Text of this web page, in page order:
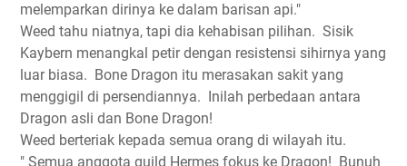
melemparkan dirinya ke dalam barisan api."
Weed tahu niatnya, tapi dia kehabisan pilihan. Sisik
Kaybern menangkal petir dengan resistensi sihirnya yang
luar biasa. Bone Dragon itu merasakan sakit yang
menggigil di persendiannya.
Inilah perbedaan antara
Dragon asli dan Bone Dragon!
Weed berteriak kepada semua orang di wilayah itu.
" Semua anggota guild Hermes fokus ke Dragon! Bunuh